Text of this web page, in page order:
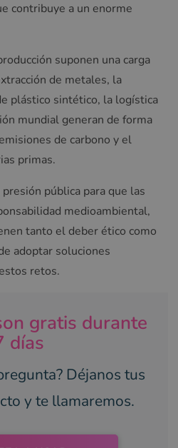
contribuye a un enorme
suponen una carga
de metales, la
plástico sintético, la logística
mundial generan de forma
de carbono y el
primas.
pública para que las
medioambiental,
tanto el deber ético como
adoptar soluciones
retos.
gratis durante
días
Déjanos tus
y te llamaremos.